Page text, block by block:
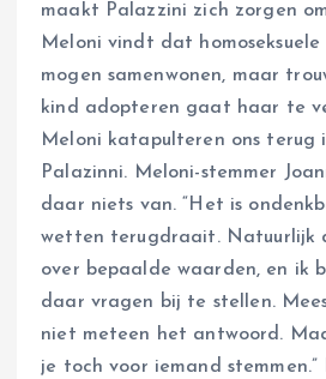
maakt Palazzini zich zorgen
Meloni vindt dat
mogen samenwonen, maar
kind adopteren gaat haar te
Meloni katapulteren ons terug
Palazinni. Meloni-stemmer
daar niets van. “Het is
wetten terugdraait. Natuurlijk
over bepaalde waarden, en ik
daar vragen bij te stellen.
niet meteen het antwoord.
je toch voor iemand